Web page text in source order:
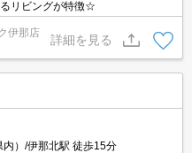
リビングが特徴☆
伊那店
詳細を見る
内）/伊那北駅 徒歩15分